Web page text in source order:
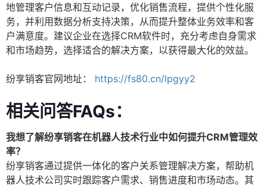
地管理客户信息和互动记录，优化销售流程，提供个性化服
务，并利用数据分析支持决策，从而提升整体业务效率和客
户满意度。建议企业在选择CRM软件时，充分考虑自身需求
和市场趋势，选择适合的解决方案，以获得最大化的效益。
纷享销客官网地址： https://fs80.cn/lpgyy2
相关问答FAQs：
我想了解纷享销客在机器人技术行业中如何提升CRM管理效
率？
纷享销客通过提供一体化的客户关系管理解决方案，帮助机
器人技术公司实时跟踪客户需求、销售进度和市场动态。其